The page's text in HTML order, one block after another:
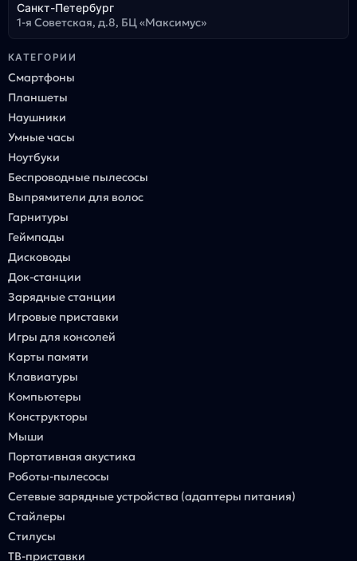
Санкт-Петербург
1-я Советская, д.8, БЦ «Максимус»
КАТЕГОРИИ
Смартфоны
Планшеты
Наушники
Умные часы
Ноутбуки
Беспроводные пылесосы
Выпрямители для волос
Гарнитуры
Геймпады
Дисководы
Док-станции
Зарядные станции
Игровые приставки
Игры для консолей
Карты памяти
Клавиатуры
Компьютеры
Конструкторы
Мыши
Портативная акустика
Роботы-пылесосы
Сетевые зарядные устройства (адаптеры питания)
Стайлеры
Стилусы
ТВ-приставки